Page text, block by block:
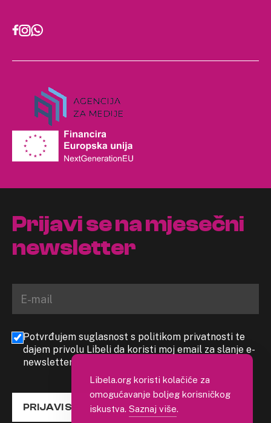
Prijavi se na mjesečni
newsletter
Potvrđujem suglasnost s politikom privatnosti te
dajem privolu Libeli da koristi moj email za slanje e-
newslettera
PRIJAVI SE
Libela.org koristi kolačiće za
omogućavanje boljeg korisničkog
iskustva. Saznaj više.